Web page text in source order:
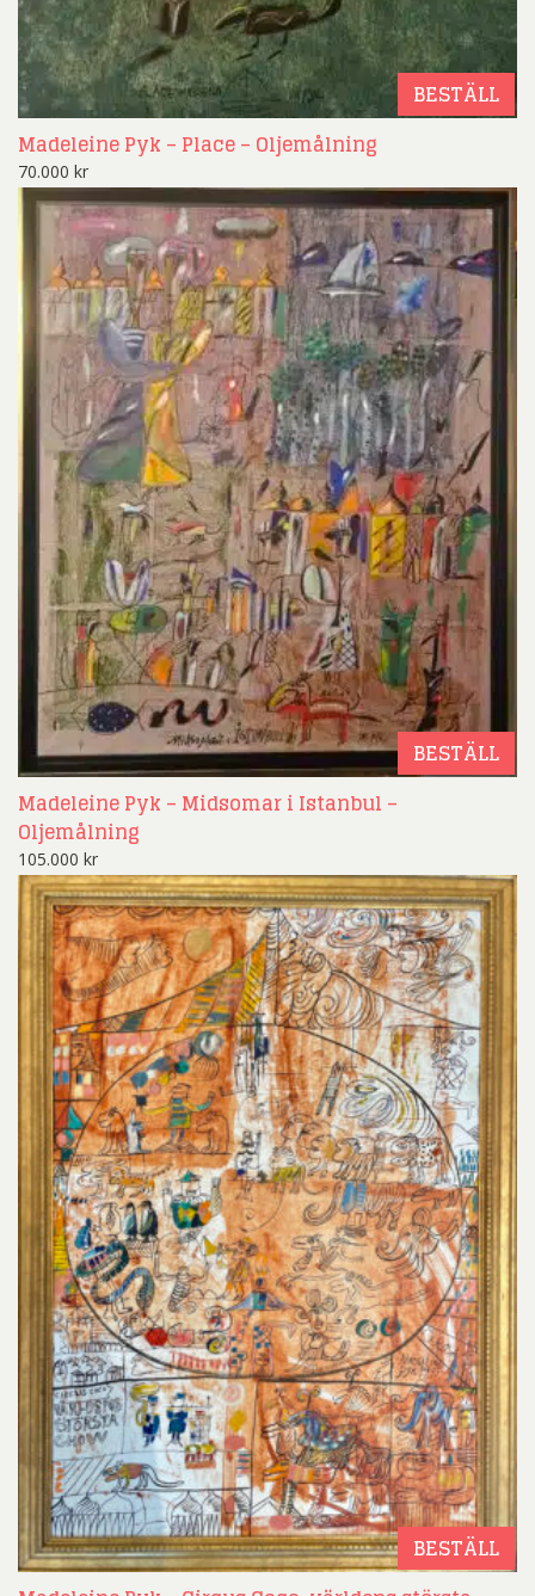
BESTÄLL
Madeleine Pyk – Place – Oljemålning
70.000 kr
BESTÄLL
Madeleine Pyk – Midsomar i Istanbul –
Oljemålning
105.000 kr
BESTÄLL